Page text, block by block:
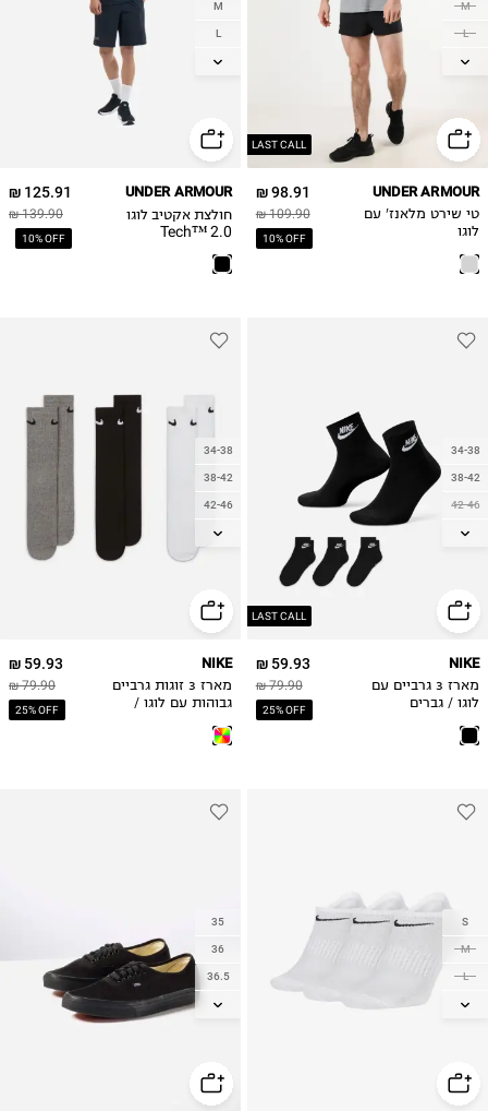
LAST CALL
M
L
XL
98.91 ₪
109.90 ₪
10% OFF
UNDER ARMOUR
טי שירט מלאנז' עם
לוגו
M
L
XL
125.91 ₪
139.90 ₪
10% OFF
UNDER ARMOUR
חולצת אקטיב לוגו
Tech™ 2.0
LAST CALL
34-38
38-42
42-46
46-50
59.93 ₪
79.90 ₪
25% OFF
NIKE
מארז 3 גרביים עם
לוגו / גברים
34-38
38-42
42-46
46-50
59.93 ₪
79.90 ₪
25% OFF
NIKE
מארז 3 זוגות גרביים
גבוהות עם לוגו /
S
M
L
XL
35
36
36.5
37
39